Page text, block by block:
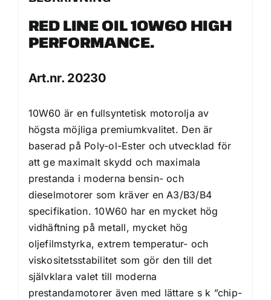
RED LINE OIL 10W60 HIGH
PERFORMANCE.
Art.nr. 20230
10W60 är en fullsyntetisk motorolja av
högsta möjliga premiumkvalitet. Den är
baserad på Poly-ol-Ester och utvecklad för
att ge maximalt skydd och maximala
prestanda i moderna bensin- och
dieselmotorer som kräver en A3/B3/B4
specifikation. 10W60 har en mycket hög
vidhäftning på metall, mycket hög
oljefilmstyrka, extrem temperatur- och
viskositetsstabilitet som gör den till det
självklara valet till moderna
prestandamotorer även med lättare s k ”chip-